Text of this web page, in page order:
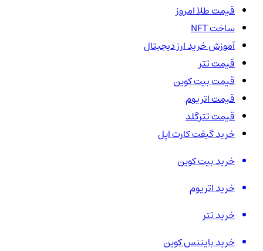
قیمت طلا امروز
ساخت NFT
آموزش خرید ارز دیجیتال
قیمت تتر
قیمت بیت کوین
قیمت اتریوم
قیمت تترگلد
خرید گیفت کارت اپل
خرید بیت کوین
خرید اتریوم
خرید تتر
خرید بایننس کوین